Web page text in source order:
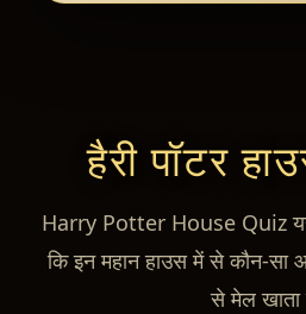
हैरी पॉटर
Harry Potter House Quiz
कि इन महान हाउस में से कौन-सा
से मेल खाता